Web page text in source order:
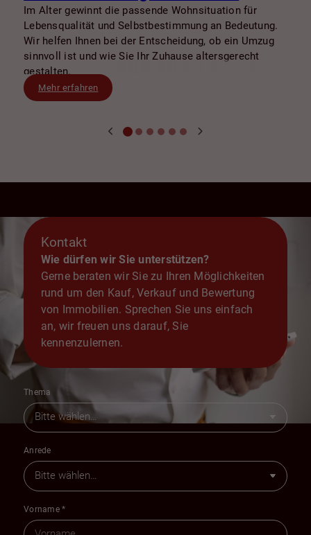
Im Alter gewinnt die passende Wohnsituation für
Lebensqualität und Selbstbestimmung an Bedeutung.
Wir helfen Ihnen bei der Entscheidung, ob ein Umzug
sinnvoll ist und wie Sie Ihr Zuhause altersgerecht
gestalten.
Mehr erfahren
Kontakt
Wie dürfen wir Sie unterstützen?
Gerne beraten wir Sie zu Ihren Möglichkeiten
rund um den Kauf, Verkauf und Bewertung
von Immobilien. Sprechen Sie uns einfach
an, wir freuen uns darauf, Sie
kennenzulernen.
Thema
Anrede
Vorname*